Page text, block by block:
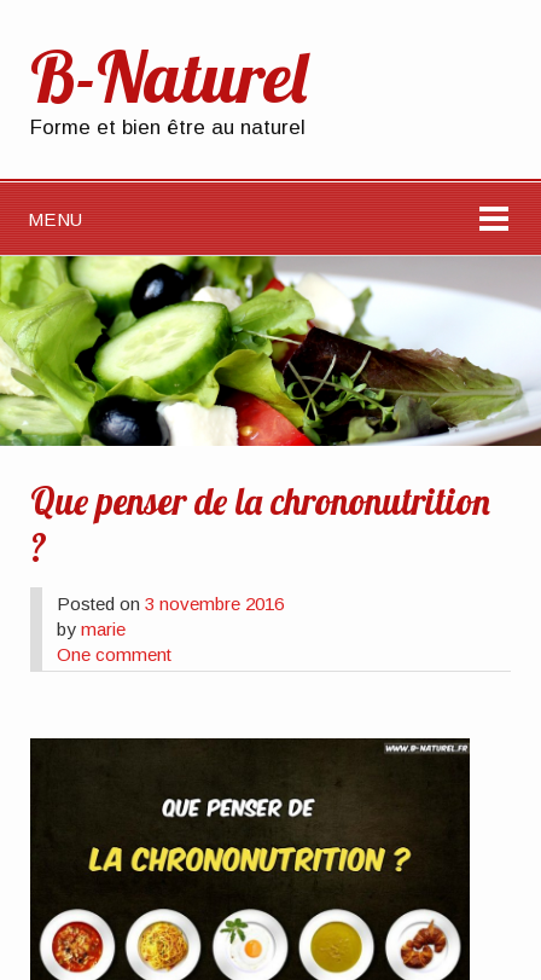
B-Naturel
Forme et bien être au naturel
MENU
Que penser de la chrononutrition
?
Posted on3 novembre 2016
bymarie
One comment